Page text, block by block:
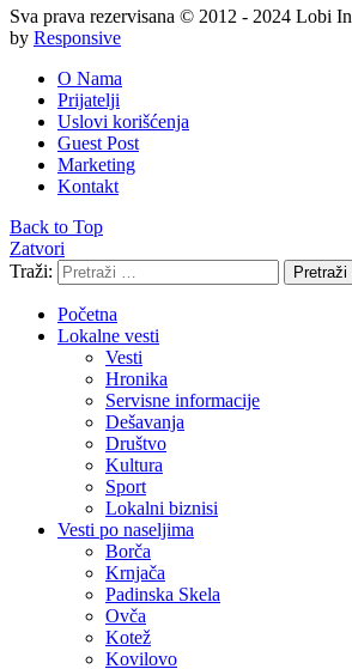
Sva prava rezervisana © 2012 - 2024 Lobi
by Responsive
O Nama
Prijatelji
Uslovi korišćenja
Guest Post
Marketing
Kontakt
Back to Top
Zatvori
Traži:
Pretraži
Početna
Lokalne vesti
Vesti
Hronika
Servisne informacije
Dešavanja
Društvo
Kultura
Sport
Lokalni biznisi
Vesti po naseljima
Borča
Krnjača
Padinska Skela
Ovča
Kotež
Kovilovo